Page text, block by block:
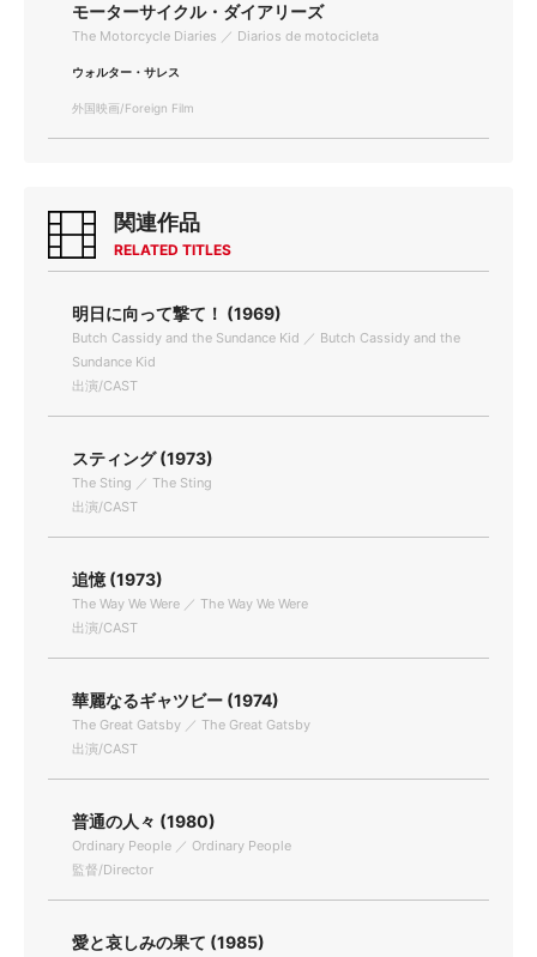
モーターサイクル・ダイアリーズ
The Motorcycle Diaries ／ Diarios de motocicleta
ウォルター・サレス
外国映画/Foreign Film
関連作品
RELATED TITLES
明日に向って撃て！ (1969)
Butch Cassidy and the Sundance Kid ／ Butch Cassidy and the
Sundance Kid
出演/CAST
スティング (1973)
The Sting ／ The Sting
出演/CAST
追憶 (1973)
The Way We Were ／ The Way We Were
出演/CAST
華麗なるギャツビー (1974)
The Great Gatsby ／ The Great Gatsby
出演/CAST
普通の人々 (1980)
Ordinary People ／ Ordinary People
監督/Director
愛と哀しみの果て (1985)